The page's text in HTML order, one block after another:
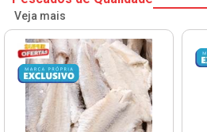
Pescados de Qualidade
Veja mais